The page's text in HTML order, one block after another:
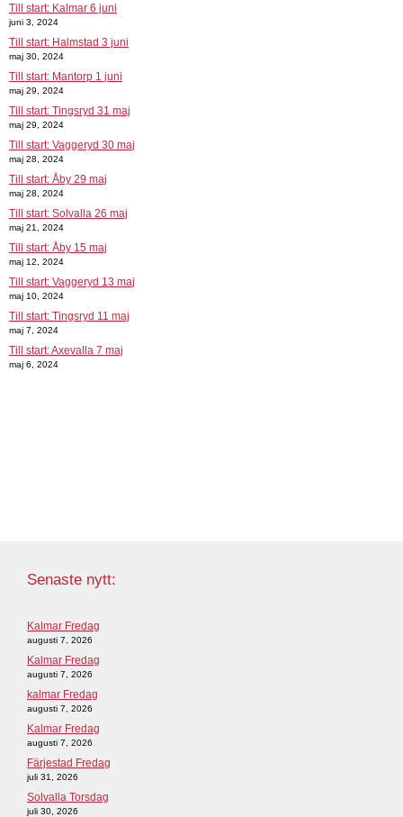
Till start: Kalmar 6 juni
juni 3, 2024
Till start: Halmstad 3 juni
maj 30, 2024
Till start: Mantorp 1 juni
maj 29, 2024
Till start: Tingsryd 31 maj
maj 29, 2024
Till start: Vaggeryd 30 maj
maj 28, 2024
Till start: Åby 29 maj
maj 28, 2024
Till start: Solvalla 26 maj
maj 21, 2024
Till start: Åby 15 maj
maj 12, 2024
Till start: Vaggeryd 13 maj
maj 10, 2024
Till start: Tingsryd 11 maj
maj 7, 2024
Till start: Axevalla 7 maj
maj 6, 2024
Senaste nytt:
Kalmar Fredag
augusti 7, 2026
Kalmar Fredag
augusti 7, 2026
kalmar Fredag
augusti 7, 2026
Kalmar Fredag
augusti 7, 2026
Färjestad Fredag
juli 31, 2026
Solvalla Torsdag
juli 30, 2026